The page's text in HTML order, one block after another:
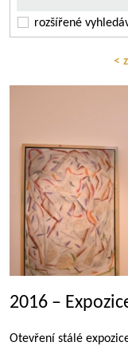
rozšířené
<
2016 –
Otevření stálé